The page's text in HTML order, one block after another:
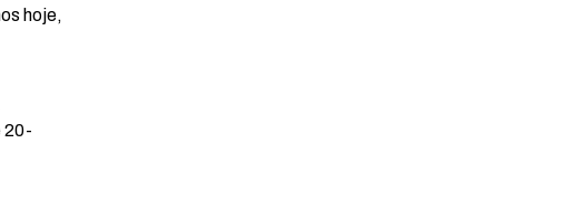
hoje,
20-